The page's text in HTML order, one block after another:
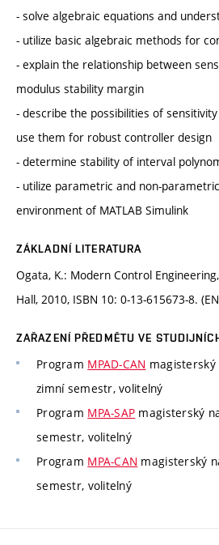
- solve algebraic equations and
- utilize basic algebraic methods for
- explain the relationship between
modulus stability margin
- describe the possibilities of
use them for robust controller design
- determine stability of interval
- utilize parametric and non-
environment of MATLAB Simulink
ZÁKLADNÍ LITERATURA
Ogata, K.: Modern Control
Hall, 2010, ISBN 10: 0-13-615673-8.
ZAŘAZENÍ PŘEDMĚTU VE
Program MPAD-CAN magisterský
zimní semestr, volitelný
Program MPA-SAP magisterský
semestr, volitelný
Program MPA-CAN magisterský
semestr, volitelný